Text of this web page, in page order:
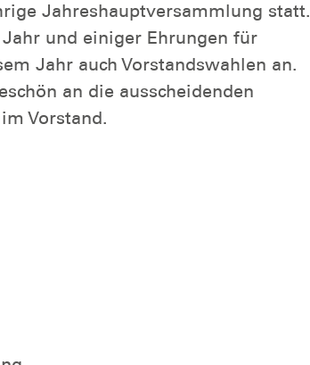
Jahreshauptversammlung statt.
und einiger Ehrungen für
Jahr auch Vorstandswahlen an.
an die ausscheidenden
Vorstand.